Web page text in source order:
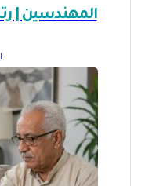
المهندسين |